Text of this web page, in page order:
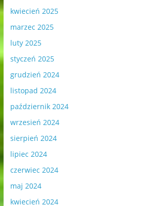
kwiecień 2025
marzec 2025
luty 2025
styczeń 2025
grudzień 2024
listopad 2024
październik 2024
wrzesień 2024
sierpień 2024
lipiec 2024
czerwiec 2024
maj 2024
kwiecień 2024